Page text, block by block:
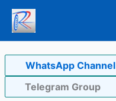
Skip
content
WhatsApp Channel
Telegram Group